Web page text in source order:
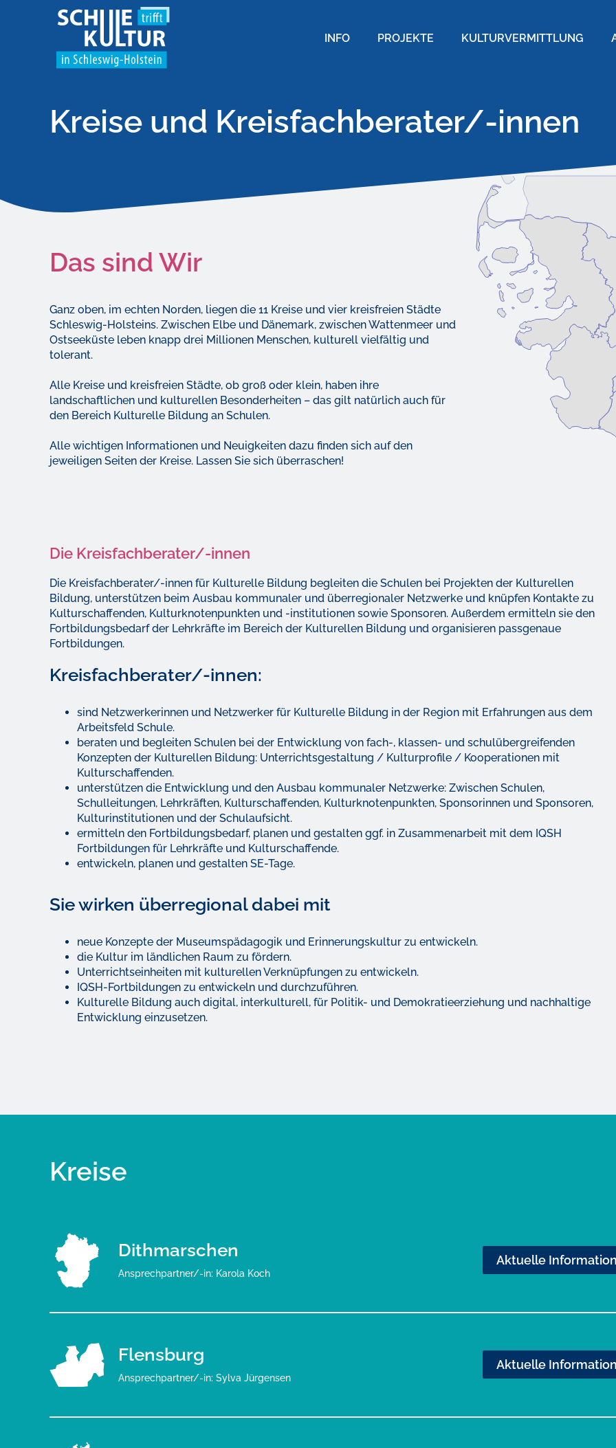
INFO PROJEKTE KULTURVERMITTLUNG
Kreise und Kreisfachberater/-innen
Das sind Wir
Ganz oben, im echten Norden, liegen die 11 Kreise und vier kreisfreien Städte
Schleswig-Holsteins. Zwischen Elbe und Dänemark, zwischen Wattenmeer und
Ostseeküste leben knapp drei Millionen Menschen, kulturell vielfältig und
tolerant.
Alle Kreise und kreisfreien Städte, ob groß oder klein, haben ihre
landschaftlichen und kulturellen Besonderheiten – das gilt natürlich auch für
den Bereich Kulturelle Bildung an Schulen.
Alle wichtigen Informationen und Neuigkeiten dazu finden sich auf den
jeweiligen Seiten der Kreise. Lassen Sie sich überraschen!
Die Kreisfachberater/-innen
Die Kreisfachberater/-innen für Kulturelle Bildung begleiten die Schulen bei Projekten der Kulturellen
Bildung, unterstützen beim Ausbau kommunaler und überregionaler Netzwerke und knüpfen Kontakte zu
Kulturschaffenden, Kulturknotenpunkten und -institutionen sowie Sponsoren. Außerdem ermitteln sie den
Fortbildungsbedarf der Lehrkräfte im Bereich der Kulturellen Bildung und organisieren passgenaue
Fortbildungen.
Kreisfachberater/-innen:
sind Netzwerkerinnen und Netzwerker für Kulturelle Bildung in der Region mit Erfahrungen aus dem
Arbeitsfeld Schule.
beraten und begleiten Schulen bei der Entwicklung von fach-, klassen- und schulübergreifenden
Konzepten der Kulturellen Bildung: Unterrichtsgestaltung / Kulturprofile / Kooperationen mit
Kulturschaffenden.
unterstützen die Entwicklung und den Ausbau kommunaler Netzwerke: Zwischen Schulen,
Schulleitungen, Lehrkräften, Kulturschaffenden, Kulturknotenpunkten, Sponsorinnen und Sponsoren,
Kulturinstitutionen und der Schulaufsicht.
ermitteln den Fortbildungsbedarf, planen und gestalten ggf. in Zusammenarbeit mit dem IQSH
Fortbildungen für Lehrkräfte und Kulturschaffende.
entwickeln, planen und gestalten SE-Tage.
Sie wirken überregional dabei mit
neue Konzepte der Museumspädagogik und Erinnerungskultur zu entwickeln.
die Kultur im ländlichen Raum zu fördern.
Unterrichtseinheiten mit kulturellen Verknüpfungen zu entwickeln.
IQSH-Fortbildungen zu entwickeln und durchzuführen.
Kulturelle Bildung auch digital, interkulturell, für Politik- und Demokratieerziehung und nachhaltige
Entwicklung einzusetzen.
Kreise
Dithmarschen
Ansprechpartner/-in: Karola Koch
Aktuelle
Flensburg
Ansprechpartner/-in: Sylva Jürgensen
Aktuelle